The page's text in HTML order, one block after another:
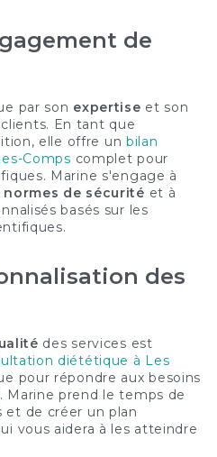
de
par son expertise et son
En tant que
elle offre un bilan
Comps complet pour
Marine s'engage à
normes de sécurité et à
basés sur les
des
des services est
diététique à Les
pour répondre aux besoins
Marine prend le temps de
et de créer un plan
vous aidera à les atteindre